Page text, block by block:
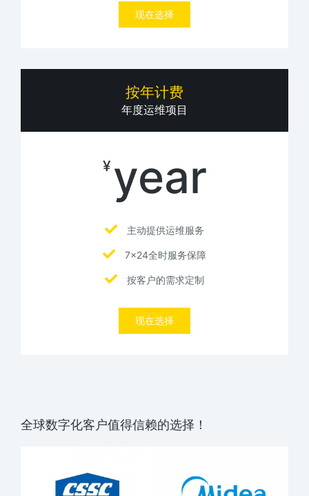
现在选择
按年计费
年度运维项目
¥ year
主动提供运维服务
7x24全时服务保障
按客户的需求定制
现在选择
全球数字化客户值得信赖的选择！